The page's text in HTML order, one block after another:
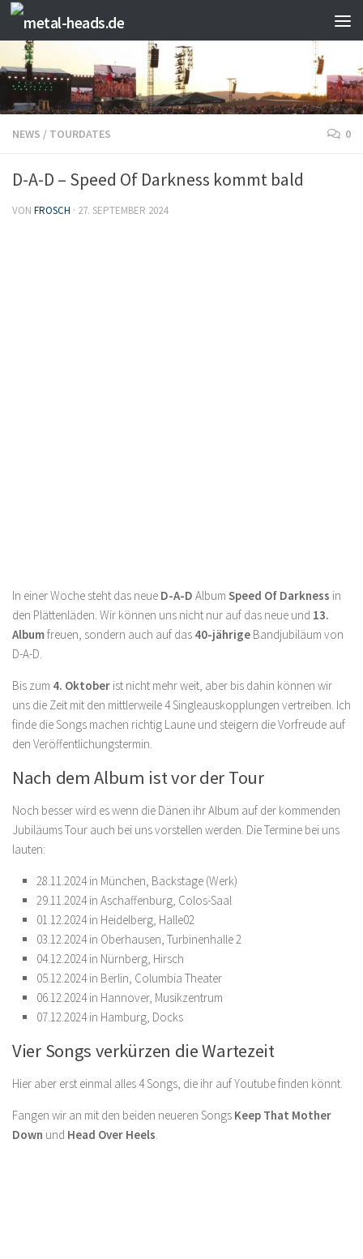
Zum Inhalt springen
NEWS / TOURDATES 0
D-A-D – Speed Of Darkness kommt bald
VON FROSCH · 27. SEPTEMBER 2024
In einer Woche steht das neue D-A-D Album Speed Of Darkness in
den Plättenläden. Wir können uns nicht nur auf das neue und 13.
Albumfreuen, sondern auch auf das 40-jährige Bandjubiläum von
D-A-D.
Bis zum 4. Oktober ist nicht mehr weit, aber bis dahin können wir
uns die Zeit mit den mittlerweile 4 Singleauskopplungen vertreiben. Ich
finde die Songs machen richtig Laune und steigern die Vorfreude auf
den Veröffentlichungstermin.
Nach dem Album ist vor der Tour
Noch besser wird es wenn die Dänen ihr Album auf der kommenden
Jubiläums Tour auch bei uns vorstellen werden. Die Termine bei uns
lauten:
28.11.2024 in München, Backstage (Werk)
29.11.2024 in Aschaffenburg, Colos-Saal
01.12.2024 in Heidelberg, Halle02
03.12.2024 in Oberhausen, Turbinenhalle 2
04.12.2024 in Nürnberg, Hirsch
05.12.2024 in Berlin, Columbia Theater
06.12.2024 in Hannover, Musikzentrum
07.12.2024 in Hamburg, Docks
Vier Songs verkürzen die Wartezeit
Hier aber erst einmal alles 4 Songs, die ihr auf Youtube finden könnt.
Fangen wir an mit den beiden neueren Songs Keep That Mother
Down und Head Over Heels.